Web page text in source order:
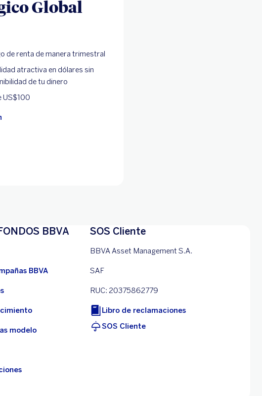
Global
de renta de manera trimestral
atractiva en dólares sin
de tu dinero
US$100
BBVA
BBVA
modelo
SOS Cliente
BBVA Asset Management S.A.
SAF
RUC: 20375862779
Libro de reclamaciones
SOS Cliente